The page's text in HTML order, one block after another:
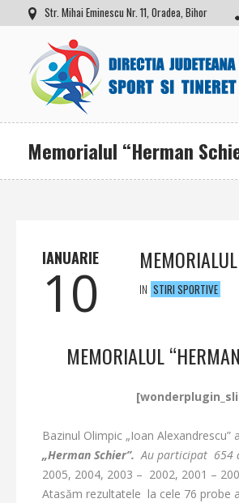
Str. Mihai Eminescu Nr. 11, Oradea, Bihor
Memorialul “Herman
IANUARIE
10 IN STIRI SPORTIVE
MEMORIALUL
[wonderplugin_slider
Bazinul Olimpic „Ioan
„Herman Schier”. Au participat 654
2005, 2004, 2003 – 2002, 2001 –
Atasăm rezultatele la cele 76 probe